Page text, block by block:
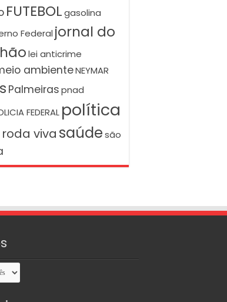
FUTEBOLgasolina
Federal jornal do
lei anticrime
ambienteNEYMAR
Palmeiraspnad
FEDERAL política
roda viva saúdesão